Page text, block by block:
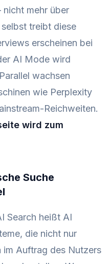
nicht mehr über
treibt diese
erscheinen bei
AI Mode wird
wachsen
wie Perplexity
Reichweiten.
wird zum
Suche
Search heißt AI
die nicht nur
Auftrag des Nutzers